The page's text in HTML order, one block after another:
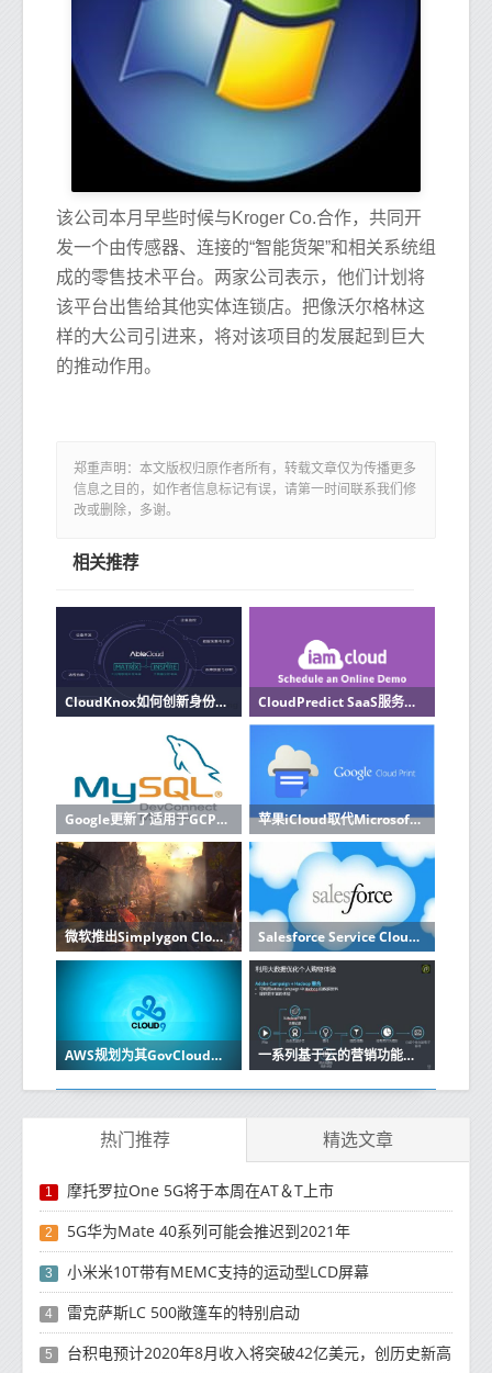
该公司本月早些时候与Kroger Co.合作，共同开
发一个由传感器、连接的“智能货架”和相关系统组
成的零售技术平台。两家公司表示，他们计划将
该平台出售给其他实体连锁店。把像沃尔格林这
样的大公司引进来，将对该项目的发展起到巨大
的推动作用。
郑重声明：本文版权归原作者所有，转载文章仅为传播更多
信息之目的，如作者信息标记有误，请第一时间联系我们修
改或删除，多谢。
相关推荐
CloudKnox如何创新身份授权安全性 CloudPredict SaaS服务使企业能够更加主动
Google更新了适用于GCP的Cloud Firestore NoSQL数据库Beta 苹果iCloud取代Microsoft Azure缺席Google Cloud
微软推出Simplygon Cloud 3D内容优化服务 Salesforce Service Cloud更新为服务代理提供新工具
AWS规划为其GovCloud服务启动新区域 一系列基于云的营销功能整合到了所谓的Adobe Experience Cloud中
热门推荐 精选文章
1 摩托罗拉One 5G将于本周在AT＆T上市
2 5G华为Mate 40系列可能会推迟到2021年
3 小米米10T带有MEMC支持的运动型LCD屏幕
4 雷克萨斯LC 500敞篷车的特别启动
5 台积电预计2020年8月收入将突破42亿美元，创历史新高